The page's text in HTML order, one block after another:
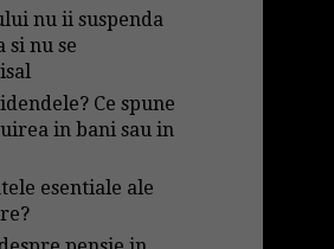
nu ii suspenda
si nu se
Ce spune
in bani sau in
esentiale ale